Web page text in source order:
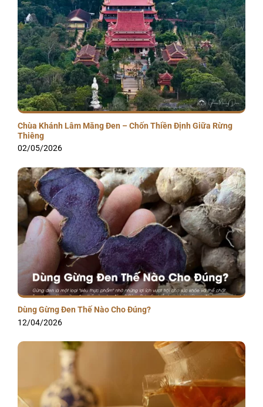
Chùa Khánh Lâm Măng Đen – Chốn Thiền Định Giữa Rừng
Thiêng
02/05/2026
Dùng Gừng Đen Thế Nào Cho Đúng?
12/04/2026